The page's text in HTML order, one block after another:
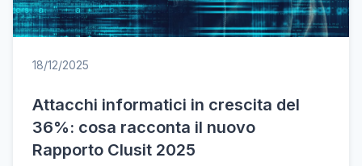
18/12/2025
Attacchi informatici in crescita del
36%: cosa racconta il nuovo
Rapporto Clusit 2025